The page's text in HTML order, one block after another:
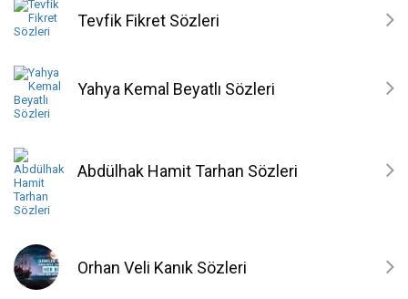
Tevfik Fikret Sözleri
Yahya Kemal Beyatlı Sözleri
Abdülhak Hamit Tarhan Sözleri
Orhan Veli Kanık Sözleri